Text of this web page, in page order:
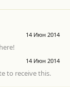
14 Июн 2014
14 Июн 2014
to receive this.